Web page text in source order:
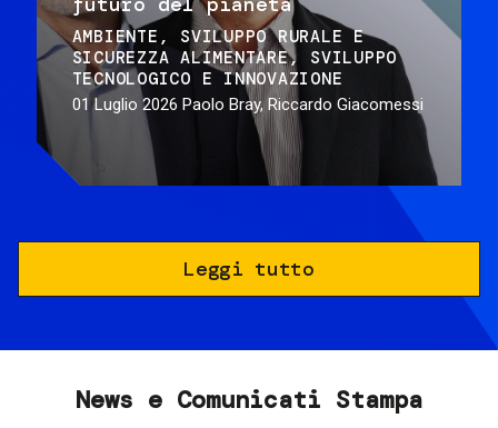
AMBIENTE
SVILUPPO RURALE E
SICUREZZA ALIMENTARE
SVILUPPO
TECNOLOGICO E INNOVAZIONE
01 Luglio 2026 Paolo Bray, Riccardo Giacomessi
Leggi tutto
News e Comunicati Stampa